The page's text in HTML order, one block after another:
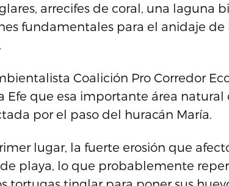
arrecifes de coral, una laguna
fundamentales para el anidaje
Coalición Pro Corredor
Efe que esa importante área natural
por el paso del huracán María.
lugar, la fuerte erosión que
playa, lo que probablemente